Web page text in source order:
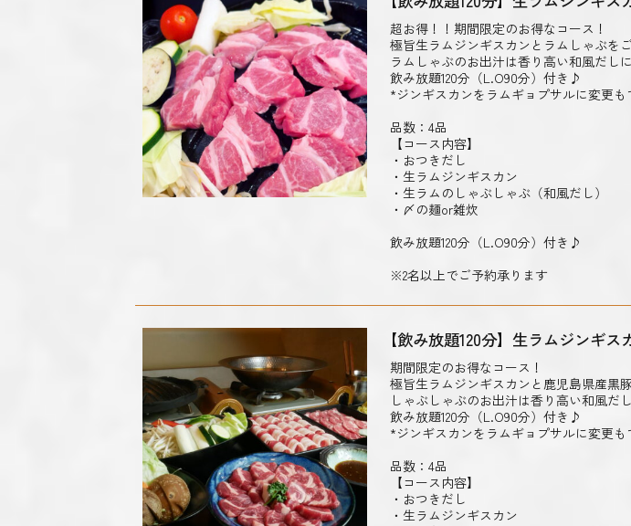
超お得！！期間限定のお得なコース！
極旨生ラムジンギスカンとラムしゃぶを
ラムしゃぶのお出汁は香り高い和風だし
飲み放題120分（L.O90分）付き♪
*ジンギスカンをラムギョプサルに変更も
品数：4品
【コース内容】
・おつきだし
・生ラムジンギスカン
・生ラムのしゃぶしゃぶ（和風だし）
・〆の麺or雑炊
飲み放題120分（L.O90分）付き♪
※2名以上でご予約承ります
【飲み放題120分】生ラムジンギ
期間限定のお得なコース！
極旨生ラムジンギスカンと鹿児島県産黒
しゃぶしゃぶのお出汁は香り高い和風だ
飲み放題120分（L.O90分）付き♪
*ジンギスカンをラムギョプサルに変更も
品数：4品
【コース内容】
・おつきだし
・生ラムジンギスカン